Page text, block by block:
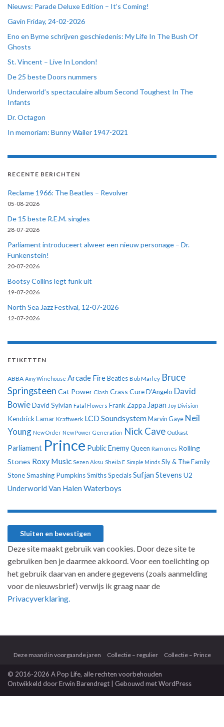
Nieuws: Parade Deluxe Edition – It’s Coming!
Gavin Friday, 24-02-2026
Eno en Byrne schrijven geschiedenis: My Life In The Bush Of
Ghosts
St. Vincent – Live In London!
De 25 beste Doors nummers
Underworld’s spectaculaire album Second Toughest In The
Infants
Dr. Octagon
In memoriam: Bunny Wailer 1947-2021
RECENTE BERICHTEN
Reclame 1966: The Beatles – Revolver
05-08-2026
De 15 beste R.E.M. singles
28-07-2026
Parliament introduceert alweer een nieuw personage – Dr.
Funkenstein!
20-07-2026
Bootsy Collins legt funk uit
19-07-2026
North Sea Jazz Festival, 12-07-2026
12-07-2026
ETIKETTEN
ABBA Amy Winehouse Arcade Fire Beatles Bob Marley Bruce
Springsteen Cat Power Clash Crass CureD'Angelo David
BowieDavid Sylvian Fatal Flowers Frank Zappa Japan Joy Division
Kendrick Lamar Kraftwerk LCD Soundsystem Marvin Gaye Neil
Young New Order New Power Generation Nick Cave Outkast
Parliament Prince Public EnemyQueen Ramones Rolling
Stones Roxy Music Sezen Aksu Sheila E Simple Minds Sly & The Family
StoneSmashing PumpkinsSmithsSpecialsSufjan Stevens U2
Underworld Van Halen Waterboys
Deze site maakt gebruik van cookies. Door deze site te
gebruiken ben je daarmee akkoord. Voor een toelichting op
het gebruik daarvan en andere gegevens (zoals aanmelding
voor de nieuwsbrief) verwijs ik graag naar de
Privacyverklaring.
Deze maand in voorgaande jaren Collectie – regulier Collectie – Prince
© 2016-2026 A Pop Life, alle rechten voorbehouden
Ontwikkeld doorErwin Barendregt | Gebouwd metWordPress